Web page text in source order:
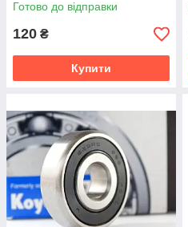
Готово до відправки
120 ₴
Купити